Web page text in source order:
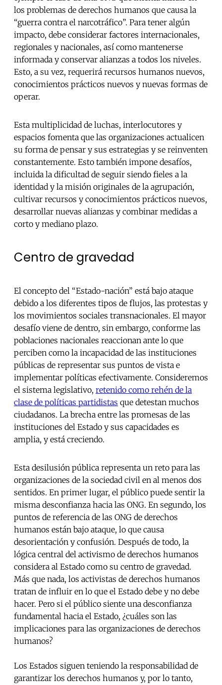
los problemas de derechos humanos que causa la
“guerra contra el narcotráfico”. Para tener algún
impacto, debe considerar factores internacionales,
regionales y nacionales, así como mantenerse
informada y conservar alianzas a todos los niveles.
Esto, a su vez, requerirá recursos humanos nuevos,
conocimientos prácticos nuevos y nuevas formas de
operar.
Esta multiplicidad de luchas, interlocutores y
espacios fomenta que las organizaciones actualicen
su forma de pensar y sus estrategias y se reinventen
constantemente. Esto también impone desafíos,
incluida la dificultad de seguir siendo fieles a la
identidad y la misión originales de la agrupación,
cultivar recursos y conocimientos prácticos nuevos,
desarrollar nuevas alianzas y combinar medidas a
corto y mediano plazo.
Centro de gravedad
El concepto del “Estado-nación” está bajo ataque
debido a los diferentes tipos de flujos, las protestas y
los movimientos sociales transnacionales. El mayor
desafío viene de dentro, sin embargo, conforme las
poblaciones nacionales reaccionan ante lo que
perciben como la incapacidad de las instituciones
públicas de representar sus puntos de vista e
implementar políticas efectivamente. Consideremos
el sistema legislativo, retenido como rehén de la
clase de políticas partidistas que detestan muchos
ciudadanos. La brecha entre las promesas de las
instituciones del Estado y sus capacidades es
amplia, y está creciendo.
Esta desilusión pública representa un reto para las
organizaciones de la sociedad civil en al menos dos
sentidos. En primer lugar, el público puede sentir la
misma desconfianza hacia las ONG. En segundo, los
puntos de referencia de las ONG de derechos
humanos están bajo ataque, lo que causa
desorientación y confusión. Después de todo, la
lógica central del activismo de derechos humanos
considera al Estado como su centro de gravedad.
Más que nada, los activistas de derechos humanos
tratan de influir en lo que el Estado debe y no debe
hacer. Pero si el público siente una desconfianza
fundamental hacia el Estado, ¿cuáles son las
implicaciones para las organizaciones de derechos
humanos?
Los Estados siguen teniendo la responsabilidad de
garantizar los derechos humanos y, por lo tanto,